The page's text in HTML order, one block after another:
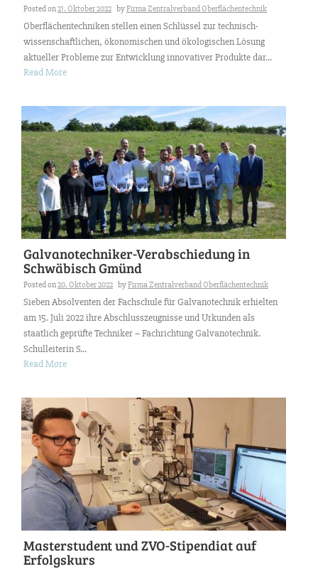
Posted on21. Oktober 2022 byFirma Zentralverband Oberflächentechnik
Oberflächentechniken stellen einen Schlüssel zur technisch-
wissenschaftlichen, ökonomischen und ökologischen Lösung
aktueller Probleme zur Entwicklung innovativer Produkte dar...
Read More
Galvanotechniker-Verabschiedung in
Schwäbisch Gmünd
Posted on20. Oktober 2022 byFirma Zentralverband Oberflächentechnik
Sieben Absolventen der Fachschule für Galvanotechnik erhielten
am 15. Juli 2022 ihre Abschlusszeugnisse und Urkunden als
staatlich geprüfte Techniker – Fachrichtung Galvanotechnik.
Schulleiterin S...
Read More
Masterstudent und ZVO-Stipendiat auf
Erfolgskurs